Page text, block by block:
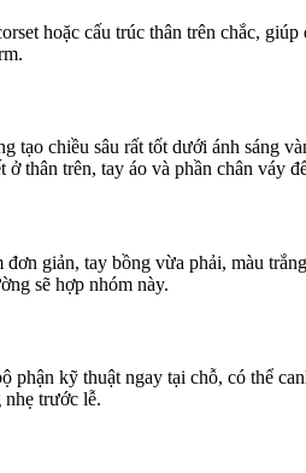
hoặc cấu trúc thân trên chắc,
chiều sâu rất tốt dưới ánh sáng
thân trên, tay áo và phần chân váy
giản, tay bồng vừa phải, màu
sẽ hợp nhóm này.
kỹ thuật ngay tại chỗ, có thể
trước lễ.